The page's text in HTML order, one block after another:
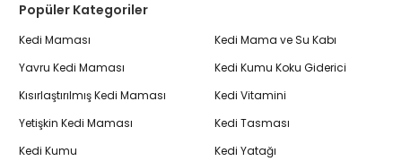
Popüler Kategoriler
Kedi Maması
Yavru Kedi Maması
Kısırlaştırılmış Kedi Maması
Yetişkin Kedi Maması
Kedi Kumu
Kedi Mama ve Su Kabı
Kedi Kumu Koku Giderici
Kedi Vitamini
Kedi Tasması
Kedi Yatağı